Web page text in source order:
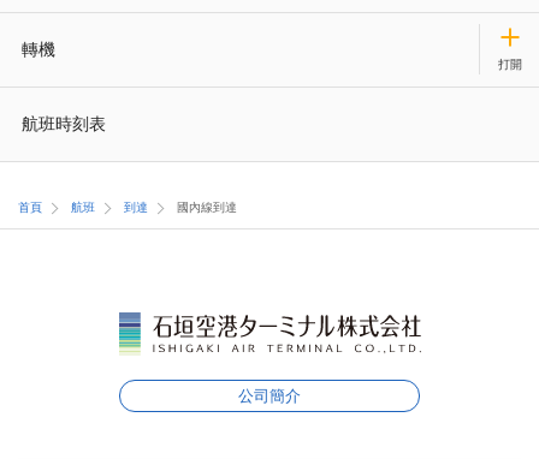
轉機
航班時刻表
首頁 航班 到達 國內線到達
公司簡介